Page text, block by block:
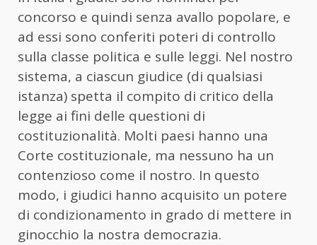
concorso e quindi senza avallo popolare, e
ad essi sono conferiti poteri di controllo
sulla classe politica e sulle leggi. Nel nostro
sistema, a ciascun giudice (di qualsiasi
istanza) spetta il compito di critico della
legge ai fini delle questioni di
costituzionalità. Molti paesi hanno una
Corte costituzionale, ma nessuno ha un
contenzioso come il nostro. In questo
modo, i giudici hanno acquisito un potere
di condizionamento in grado di mettere in
ginocchio la nostra democrazia.